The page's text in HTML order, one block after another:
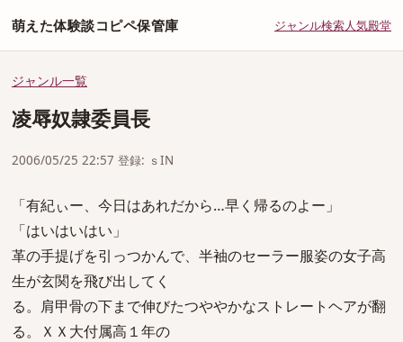
萌えた体験談コピペ保管庫 ジャンル検索人気殿堂
ジャンル一覧
凌辱奴隷委員長
2006/05/25 22:57 登録: ｓIN
「有紀ぃー、今日はあれだから…早く帰るのよー」
「はいはいはい」
革の手提げを引っつかんで、半袖のセーラー服姿の女子高
生が玄関を飛び出してく
る。肩甲骨の下まで伸びたつややかなストレートヘアが翻
る。ＸＸ大付属高１年の